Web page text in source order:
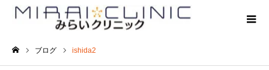
ブログ ishida2